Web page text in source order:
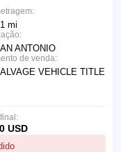
mi
ANTONIO
de venda:
VEHICLE TITLE
USD